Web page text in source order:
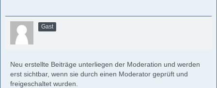
Gast
Neu erstellte Beiträge unterliegen der Moderation und werden
erst sichtbar, wenn sie durch einen Moderator geprüft und
freigeschaltet wurden.